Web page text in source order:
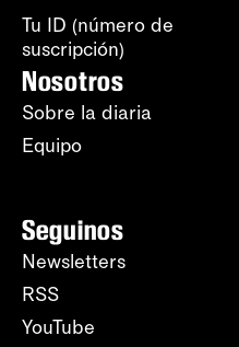
Tu ID (número de
suscripción)
Nosotros
Sobre la diaria
Equipo
Seguinos
Newsletters
RSS
YouTube